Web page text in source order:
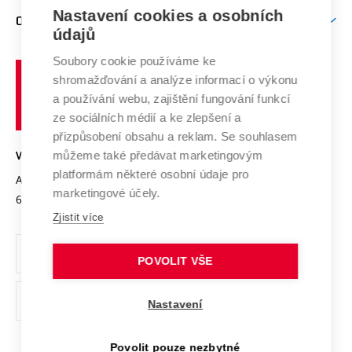
E-přihláška
Doktorské studium
Podpora podnikání
Mezinárodní vědecká rada
Systém zajišťování kvality výzkumu
Výzkumné infrastruktury
Transfer znalostí
Open Science
Projekty
Projekty ze strukturálních fondů
Specifický výzkum
Zahraniční spolupráce
Spolupráce se školami
Služby univerzity
Mezinárodní dohody
Univerzitní sítě
O UNIVERZITĚ
Profil univerzity
Udržitelná univerzita
Podnikavá univerzita / ContriBUTe
Bezpečná univerzita
Vyznamenání
Organizační struktura
Ochrana osobních údajů
odkaz)
učení
technické
VYSOKÉ UČENÍ TECHNICKÉ V BRNĚ
Antonínská 548/1
602 00 Brno
www.vut.cz
vut@vutbr.cz
Nastavení cookies a osobních
údajů
Soubory cookie používáme ke
shromažďování a analýze informací o výkonu
a používání webu, zajištění fungování funkcí
ze sociálních médií a ke zlepšení a
přizpůsobení obsahu a reklam. Se souhlasem
můžeme také předávat marketingovým
platformám některé osobní údaje pro
marketingové účely.
Zjistit více
POVOLIT VŠE
Nastavení
Povolit pouze nezbytné